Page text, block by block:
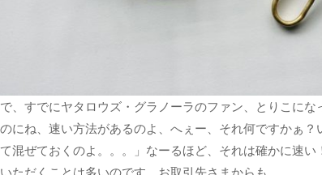
、すでにヤタロウズ・グラノーラのファン、とりこに
にね、速い方法があるのよ、へぇー、それ何ですかぁ？
混ぜておくのよ。。。」なーるほど、それは確かに速